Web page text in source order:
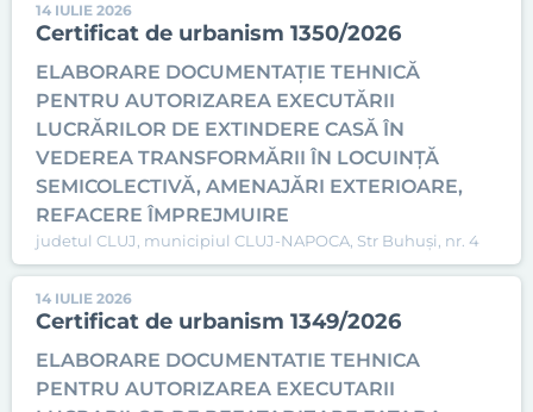
14 IULIE 2026
Certificat de urbanism 1350/2026
ELABORARE DOCUMENTAȚIE TEHNICĂ
PENTRU AUTORIZAREA EXECUTĂRII
LUCRĂRILOR DE EXTINDERE CASĂ ÎN
VEDEREA TRANSFORMĂRII ÎN LOCUINȚĂ
SEMICOLECTIVĂ, AMENAJĂRI EXTERIOARE,
REFACERE ÎMPREJMUIRE
judetul CLUJ, municipiul CLUJ-NAPOCA, Str Buhuși, nr. 4
14 IULIE 2026
Certificat de urbanism 1349/2026
ELABORARE DOCUMENTATIE TEHNICA
PENTRU AUTORIZAREA EXECUTARII